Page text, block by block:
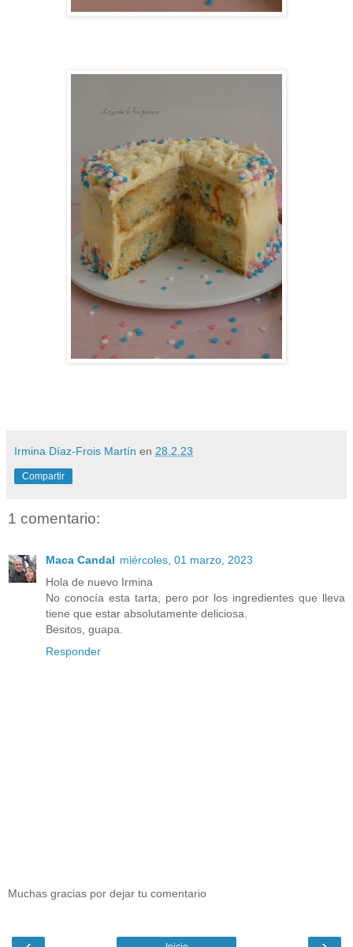
Irmina Díaz-Frois Martín en 28.2.23
Compartir
1 comentario:
Maca Candal miércoles, 01 marzo, 2023
Hola de nuevo Irmina
No conocía esta tarta, pero por los ingredientes que lleva
tiene que estar absolutamente deliciosa.
Besitos, guapa.
Responder
Muchas gracias por dejar tu comentario